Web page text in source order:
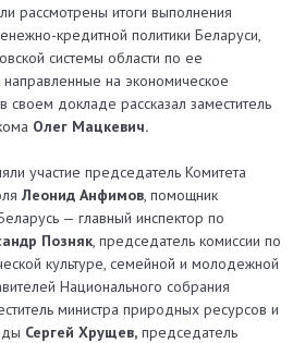
рассмотрены итоги выполнения
кредитной политики Беларуси,
системы области по ее
на экономическое
своем докладе рассказал заместитель
Олег Мацкевич.
учас­тие председатель Комитета
Леонид Анфимов, помощник
— главный инспектор по
Позняк, председатель комиссии по
культуре, семейной и молодежной
Национального собрания
министра природных ресурсов и
Сергей Хрущев, председатель